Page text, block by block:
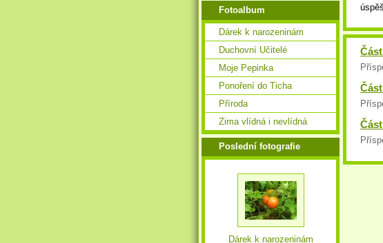
Fotoalbum
Dárek k narozeninám
Duchovní Učitelé
Moje Pepinka
Ponoření do Ticha
Příroda
Zima vlídná i nevlídná
Poslední fotografie
Dárek k narozeninám